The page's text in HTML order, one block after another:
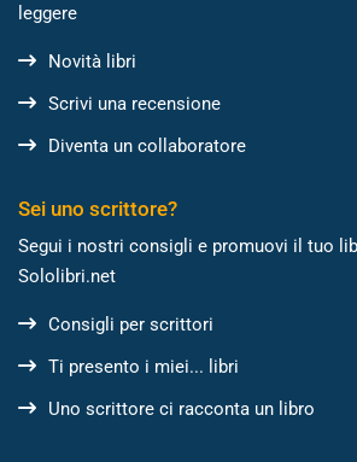
leggere
Novità libri
Scrivi una recensione
Diventa un collaboratore
Sei uno scrittore?
Segui i nostri consigli e promuovi il tuo
Sololibri.net
Consigli per scrittori
Ti presento i miei... libri
Uno scrittore ci racconta un libro